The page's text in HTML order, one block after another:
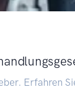
Erfahren